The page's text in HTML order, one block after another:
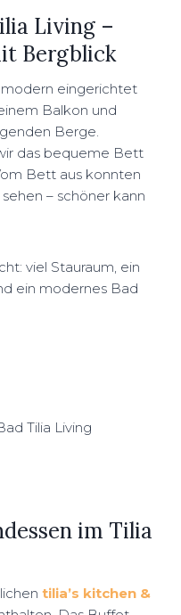
Living –
Bergblick
eingerichtet
Balkon und
Berge.
das bequeme Bett
Bett aus konnten
– schöner kann
viel Stauraum, ein
ein modernes Bad
im Tilia
tilia’s kitchen &